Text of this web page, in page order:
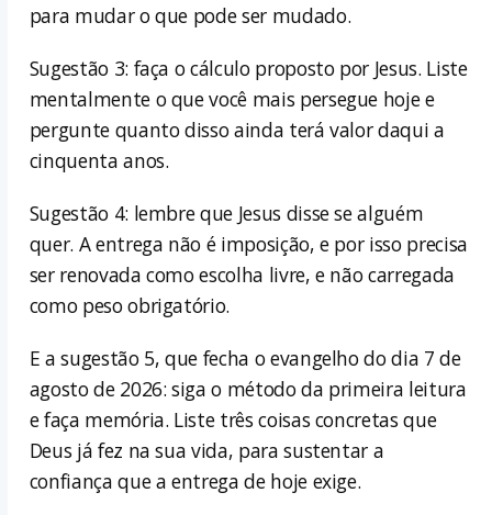
para mudar o que pode ser mudado.
Sugestão 3: faça o cálculo proposto por Jesus. Liste
mentalmente o que você mais persegue hoje e
pergunte quanto disso ainda terá valor daqui a
cinquenta anos.
Sugestão 4: lembre que Jesus disse se alguém
quer. A entrega não é imposição, e por isso precisa
ser renovada como escolha livre, e não carregada
como peso obrigatório.
E a sugestão 5, que fecha o evangelho do dia 7 de
agosto de 2026: siga o método da primeira leitura
e faça memória. Liste três coisas concretas que
Deus já fez na sua vida, para sustentar a
confiança que a entrega de hoje exige.